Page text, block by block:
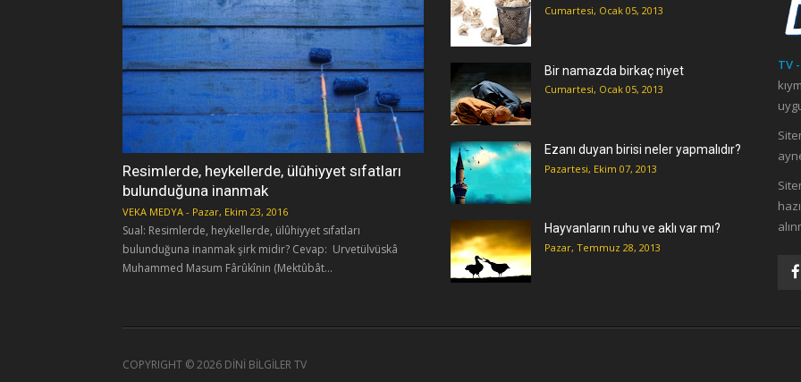
Resimlerde, heykellerde, ülûhiyyet sıfatları
bulunduğuna inanmak
VEKA MEDYA - Pazar, Ekim 23, 2016
Sual: Resimlerde, heykellerde, ülûhiyyet sıfatları
bulunduğuna inanmak şirk midir? Cevap: Urvetülvüskâ
Muhammed Masum Fârûkînin (Mektûbât...
Cumartesi, Ocak 05, 2013
Bir namazda birkaç niyet
Cumartesi, Ocak 05, 2013
Ezanı duyan birisi neler yapmalıdır?
Pazartesi, Ekim 07, 2013
Hayvanların ruhu ve aklı var mı?
Pazar, Temmuz 28, 2013
TV
COPYRIGHT ©2026 DİNİ BİLGİLER TV